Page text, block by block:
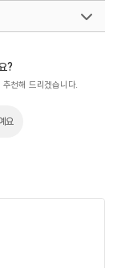
?
천해 드리겠습니다.
요